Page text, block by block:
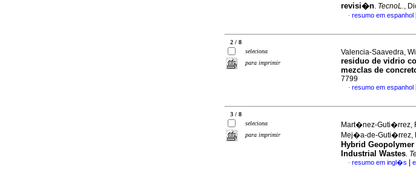
revisi�n. TecnoL.,
· resumo em espanhol
2 / 8
seleciona
para imprimir
Valencia-Saavedra,
residuo de vidrio
mezclas de
7799
· resumo em espanhol
3 / 8
seleciona
para imprimir
Mart�nez-Guti�rrez,
Mej�a-de-Guti�rrez,
Hybrid
Industrial Wastes.
· resumo em ingl�s